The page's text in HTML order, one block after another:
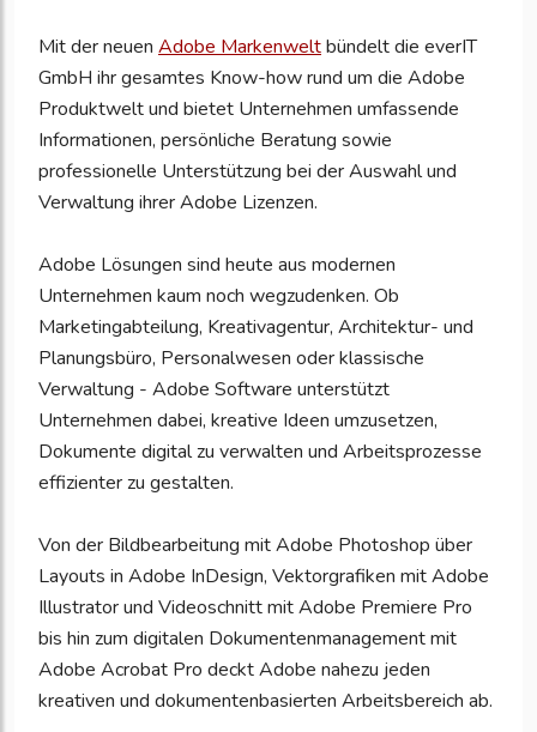
Mit der neuen Adobe Markenweltbündelt die everIT
GmbH ihr gesamtes Know-how rund um die Adobe
Produktwelt und bietet Unternehmen umfassende
Informationen, persönliche Beratung sowie
professionelle Unterstützung bei der Auswahl und
Verwaltung ihrer Adobe Lizenzen.
Adobe Lösungen sind heute aus modernen
Unternehmen kaum noch wegzudenken. Ob
Marketingabteilung, Kreativagentur, Architektur- und
Planungsbüro, Personalwesen oder klassische
Verwaltung - Adobe Software unterstützt
Unternehmen dabei, kreative Ideen umzusetzen,
Dokumente digital zu verwalten und Arbeitsprozesse
effizienter zu gestalten.
Von der Bildbearbeitung mit Adobe Photoshop über
Layouts in Adobe InDesign, Vektorgrafiken mit Adobe
Illustrator und Videoschnitt mit Adobe Premiere Pro
bis hin zum digitalen Dokumentenmanagement mit
Adobe Acrobat Pro deckt Adobe nahezu jeden
kreativen und dokumentenbasierten Arbeitsbereich ab.